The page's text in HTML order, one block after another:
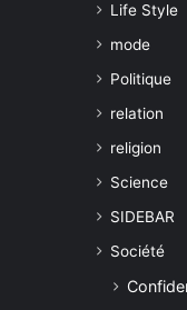
Life Style
mode
Politique
relation
religion
Science
SIDEBAR
Société